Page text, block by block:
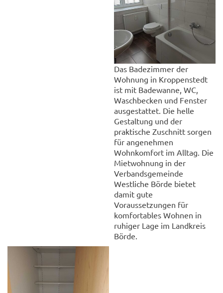
Das Badezimmer der
Wohnung in Kroppenstedt
ist mit Badewanne, WC,
Waschbecken und Fenster
ausgestattet. Die helle
Gestaltung und der
praktische Zuschnitt sorgen
für angenehmen
Wohnkomfort im Alltag. Die
Mietwohnung in der
Verbandsgemeinde
Westliche Börde bietet
damit gute
Voraussetzungen für
komfortables Wohnen in
ruhiger Lage im Landkreis
Börde.